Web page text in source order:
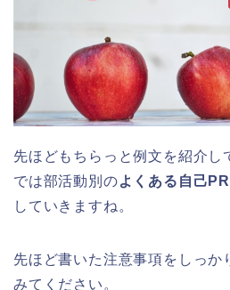
先ほどもちらっと例文を紹介し
では部活動別のよくある自己
していきますね。
先ほど書いた注意事項をしっか
みてください。